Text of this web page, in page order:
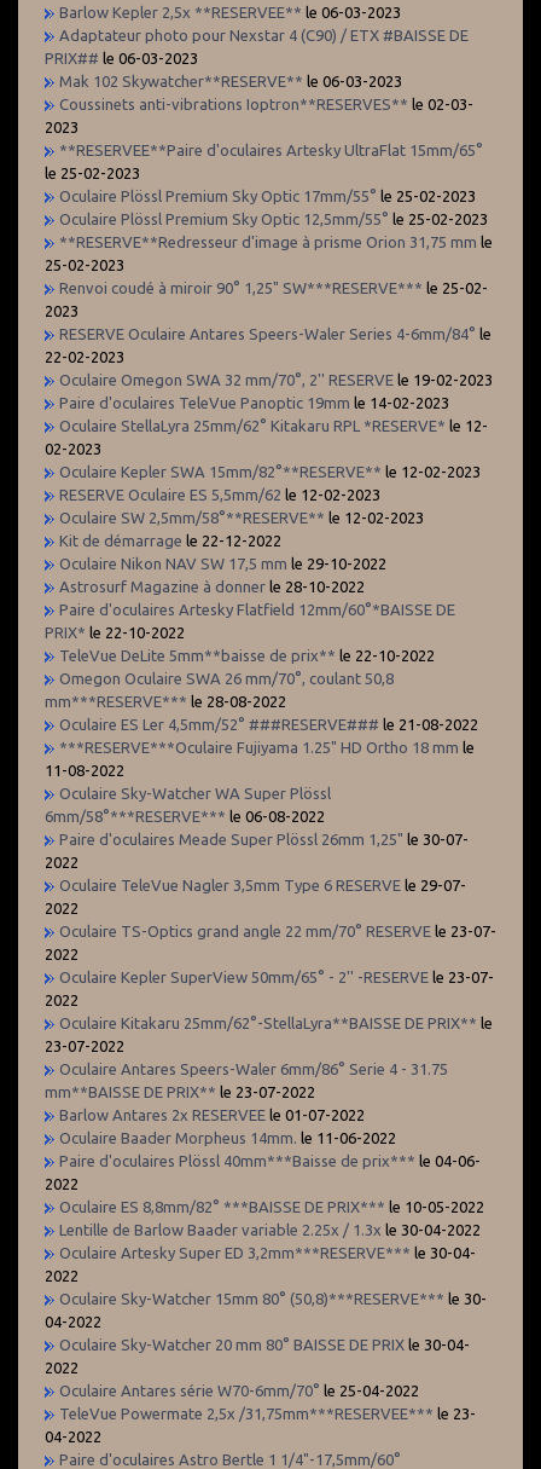
Barlow Kepler 2,5x **RESERVEE** le 06-03-2023
Adaptateur photo pour Nexstar 4 (C90) / ETX #BAISSE DE
PRIX## le 06-03-2023
Mak 102 Skywatcher**RESERVE** le 06-03-2023
Coussinets anti-vibrations Ioptron**RESERVES** le 02-03-
2023
**RESERVEE**Paire d'oculaires Artesky UltraFlat 15mm/65°
le 25-02-2023
Oculaire Plössl Premium Sky Optic 17mm/55° le 25-02-2023
Oculaire Plössl Premium Sky Optic 12,5mm/55° le 25-02-2023
**RESERVE**Redresseur d'image à prisme Orion 31,75 mm le
25-02-2023
Renvoi coudé à miroir 90° 1,25" SW***RESERVE*** le 25-02-
2023
RESERVE Oculaire Antares Speers-Waler Series 4-6mm/84° le
22-02-2023
Oculaire Omegon SWA 32 mm/70°, 2'' RESERVE le 19-02-2023
Paire d'oculaires TeleVue Panoptic 19mm le 14-02-2023
Oculaire StellaLyra 25mm/62° Kitakaru RPL *RESERVE* le 12-
02-2023
Oculaire Kepler SWA 15mm/82°**RESERVE** le 12-02-2023
RESERVE Oculaire ES 5,5mm/62 le 12-02-2023
Oculaire SW 2,5mm/58°**RESERVE** le 12-02-2023
Kit de démarrage le 22-12-2022
Oculaire Nikon NAV SW 17,5 mm le 29-10-2022
Astrosurf Magazine à donner le 28-10-2022
Paire d'oculaires Artesky Flatfield 12mm/60°*BAISSE DE
PRIX* le 22-10-2022
TeleVue DeLite 5mm**baisse de prix** le 22-10-2022
Omegon Oculaire SWA 26 mm/70°, coulant 50,8
mm***RESERVE*** le 28-08-2022
Oculaire ES Ler 4,5mm/52° ###RESERVE### le 21-08-2022
***RESERVE***Oculaire Fujiyama 1.25" HD Ortho 18 mm le
11-08-2022
Oculaire Sky-Watcher WA Super Plössl
6mm/58°***RESERVE*** le 06-08-2022
Paire d'oculaires Meade Super Plössl 26mm 1,25" le 30-07-
2022
Oculaire TeleVue Nagler 3,5mm Type 6 RESERVE le 29-07-
2022
Oculaire TS-Optics grand angle 22 mm/70° RESERVE le 23-07-
2022
Oculaire Kepler SuperView 50mm/65° - 2'' -RESERVE le 23-07-
2022
Oculaire Kitakaru 25mm/62°-StellaLyra**BAISSE DE PRIX** le
23-07-2022
Oculaire Antares Speers-Waler 6mm/86° Serie 4 - 31.75
mm**BAISSE DE PRIX** le 23-07-2022
Barlow Antares 2x RESERVEE le 01-07-2022
Oculaire Baader Morpheus 14mm. le 11-06-2022
Paire d'oculaires Plössl 40mm***Baisse de prix*** le 04-06-
2022
Oculaire ES 8,8mm/82° ***BAISSE DE PRIX*** le 10-05-2022
Lentille de Barlow Baader variable 2.25x / 1.3x le 30-04-2022
Oculaire Artesky Super ED 3,2mm***RESERVE*** le 30-04-
2022
Oculaire Sky-Watcher 15mm 80° (50,8)***RESERVE*** le 30-
04-2022
Oculaire Sky-Watcher 20 mm 80° BAISSE DE PRIX le 30-04-
2022
Oculaire Antares série W70-6mm/70° le 25-04-2022
TeleVue Powermate 2,5x /31,75mm***RESERVEE*** le 23-
04-2022
Paire d'oculaires Astro Bertle 1 1/4"-17,5mm/60°